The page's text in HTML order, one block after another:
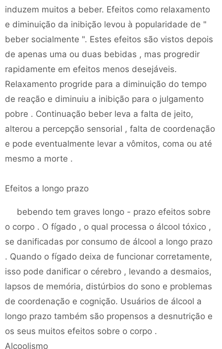
induzem muitos a beber. Efeitos como relaxamento
e diminuição da inibição levou à popularidade de "
beber socialmente ". Estes efeitos são vistos depois
de apenas uma ou duas bebidas , mas progredir
rapidamente em efeitos menos desejáveis.
Relaxamento progride para a diminuição do tempo
de reação e diminuiu a inibição para o julgamento
pobre . Continuação beber leva a falta de jeito,
alterou a percepção sensorial , falta de coordenação
e pode eventualmente levar a vômitos, coma ou até
mesmo a morte .
Efeitos a longo prazo
bebendo tem graves longo - prazo efeitos sobre
o corpo . O fígado , o qual processa o álcool tóxico ,
se danificadas por consumo de álcool a longo prazo
. Quando o fígado deixa de funcionar corretamente,
isso pode danificar o cérebro , levando a desmaios,
lapsos de memória, distúrbios do sono e problemas
de coordenação e cognição. Usuários de álcool a
longo prazo também são propensos a desnutrição e
os seus muitos efeitos sobre o corpo .
Alcoolismo